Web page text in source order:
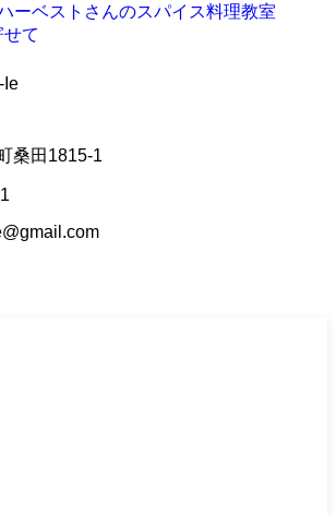
ーベストさんのスパイス料理教室
て
Ie
桑田1815-1